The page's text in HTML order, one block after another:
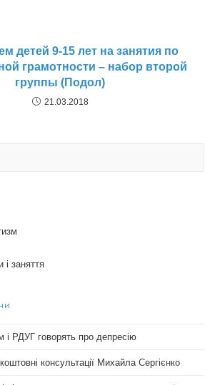
детей 9-15 лет на занятия по
грамотности – набор второй
группы (Подол)
21.03.2018
і заняття
РДУГ говорять про депресію
консультації Михайла Сергієнко